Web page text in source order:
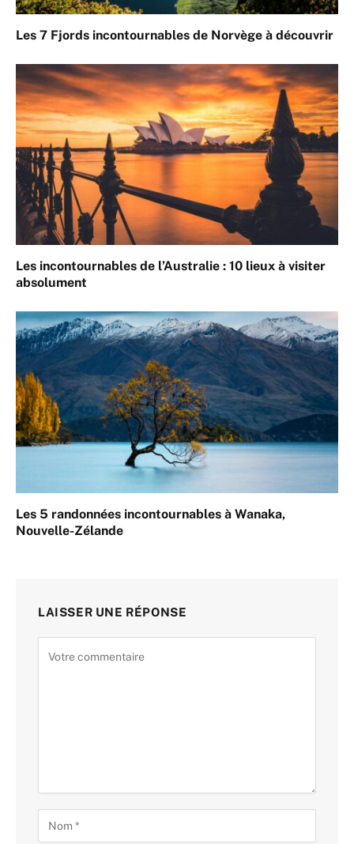
Les 7 Fjords incontournables de Norvège à découvrir
Les incontournables de l’Australie : 10 lieux à visiter
absolument
Les 5 randonnées incontournables à Wanaka,
Nouvelle-Zélande
LAISSER UNE RÉPONSE